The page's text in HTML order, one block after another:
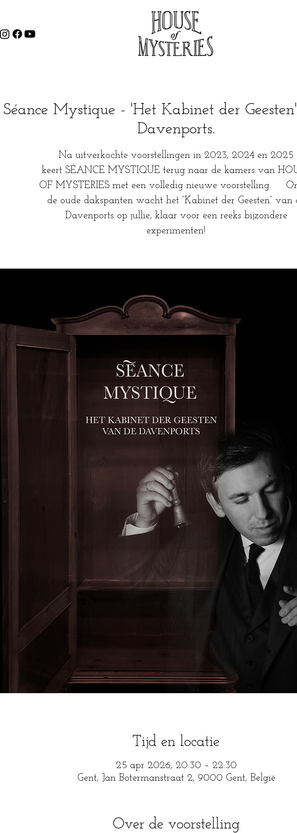
Séance Mystique - 'Het Kabinet der
Davenports.
Na uitverkochte voorstellingen in 2023, 2024 en 2025
keert SÉANCE MYSTIQUE terug naar de kamers van
OF MYSTERIES met een volledig nieuwe voorstelling.
de oude dakspanten wacht het “Kabinet der Geesten” van
Davenports op jullie, klaar voor een reeks bijzondere
experimenten!
Tijd en locatie
25 apr 2026, 20:30 – 22:30
Gent, Jan Botermanstraat 2, 9000 Gent, België
Over de voorstelling